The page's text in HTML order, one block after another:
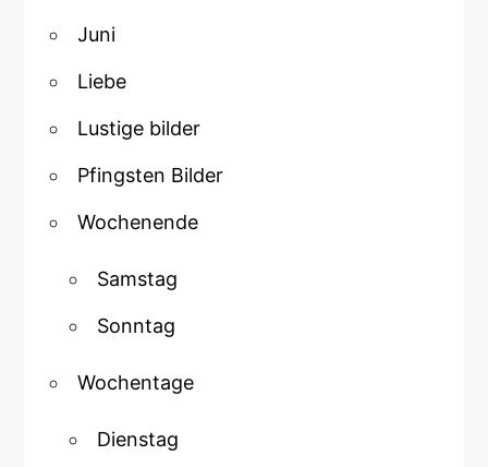
Juni
Liebe
Lustige bilder
Pfingsten Bilder
Wochenende
Samstag
Sonntag
Wochentage
Dienstag